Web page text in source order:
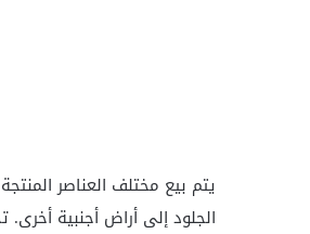
يتم بيع مختلف العناصر
الجلود إلى أراض أجنبية أخرى.